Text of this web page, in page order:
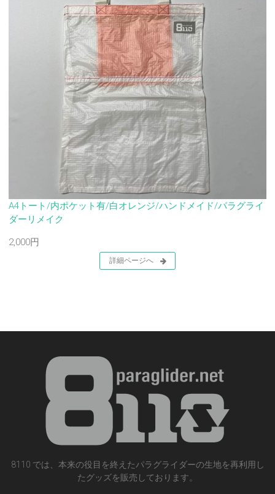
A4トート/内ポケット有/白オレンジ/ハンドメイド/パラグライ
ダーリメイク
2,000円
詳細ページへ
8110 では、本来の役目を終えたパラグライダーの生地を再利用し
たグッズを販売しております。